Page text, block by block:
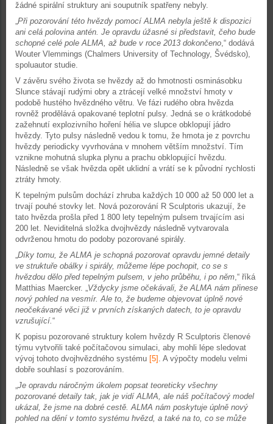
žádné spirální struktury ani souputník spatřeny nebyly.
„Při pozorování této hvězdy pomocí ALMA nebyla ještě k dispozici
ani celá polovina antén. Je opravdu úžasné si představit, čeho bude
schopné celé pole ALMA, až bude v roce 2013 dokončeno,“ dodává
Wouter Vlemmings (Chalmers University of Technology, Švédsko),
spoluautor studie.
V závěru svého života se hvězdy až do hmotnosti osminásobku
Slunce stávají rudými obry a ztrácejí velké množství hmoty v
podobě hustého hvězdného větru. Ve fázi rudého obra hvězda
rovněž prodělává opakované teplotní pulsy. Jedná se o krátkodobé
zažehnutí explozivního hoření hélia ve slupce obklopují jádro
hvězdy. Tyto pulsy následně vedou k tomu, že hmota je z povrchu
hvězdy periodicky vyvrhována v mnohem větším množství. Tím
vznikne mohutná slupka plynu a prachu obklopující hvězdu.
Následně se však hvězda opět uklidní a vrátí se k původní rychlosti
ztráty hmoty.
K tepelným pulsům dochází zhruba každých 10 000 až 50 000 let a
trvají pouhé stovky let. Nová pozorování R Sculptoris ukazují, že
tato hvězda prošla před 1 800 lety tepelným pulsem trvajícím asi
200 let. Neviditelná složka dvojhvězdy následně vytvarovala
odvrženou hmotu do podoby pozorované spirály.
„Díky tomu, že ALMA je schopná pozorovat opravdu jemné detaily
ve struktuře obálky i spirály, můžeme lépe pochopit, co se s
hvězdou dělo před tepelným pulsem, v jeho průběhu, i po něm,“ říká
Matthias Maercker. „Vždycky jsme očekávali, že ALMA nám přinese
nový pohled na vesmír. Ale to, že budeme objevovat úplně nové
neočekávané věci již v prvních získaných datech, to je opravdu
vzrušující.“
K popisu pozorované struktury kolem hvězdy R Sculptoris členové
týmu vytvořili také počítačovou simulaci, aby mohli lépe sledovat
vývoj tohoto dvojhvězdného systému [5] . A výpočty modelu velmi
dobře souhlasí s pozorováním.
„Je opravdu náročným úkolem popsat teoreticky všechny
pozorované detaily tak, jak je vidí ALMA, ale náš počítačový model
ukázal, že jsme na dobré cestě. ALMA nám poskytuje úplně nový
pohled na dění v tomto systému hvězd, a také na to, co se může